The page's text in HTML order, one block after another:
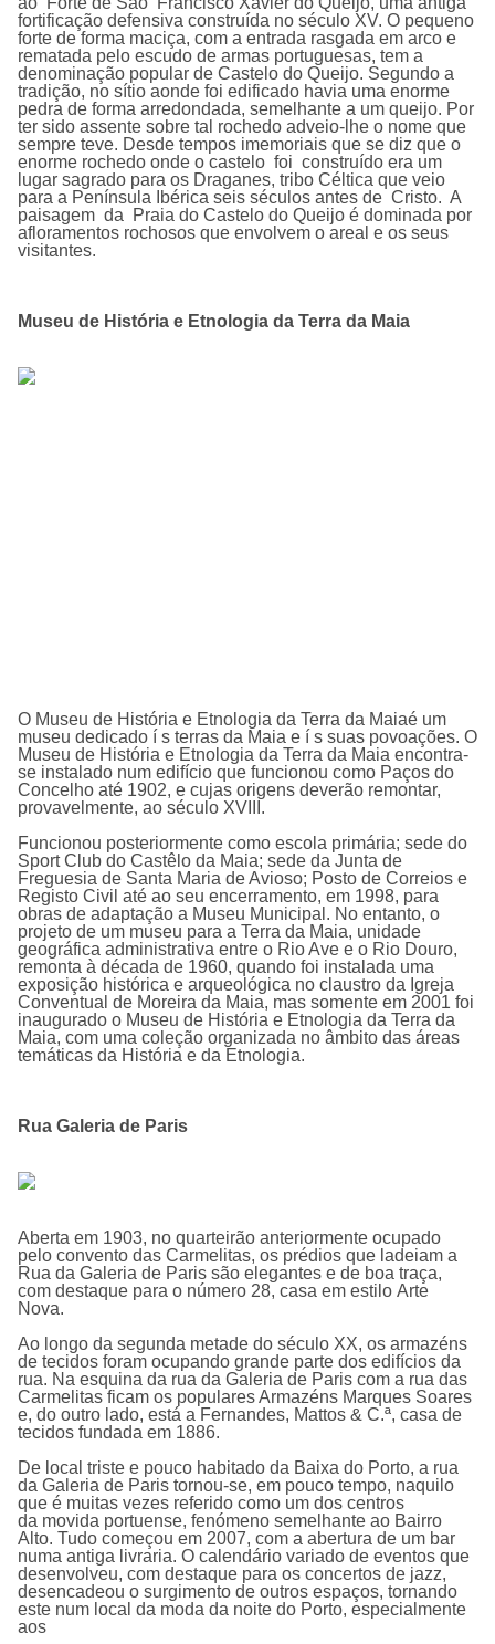
fortificação defensiva construída no século XV. O pequeno
forte de forma maciça, com a entrada rasgada em arco e
rematada pelo escudo de armas portuguesas, tem a
denominação popular de Castelo do Queijo. Segundo a
tradição, no sítio aonde foi edificado havia uma enorme
pedra de forma arredondada, semelhante a um queijo. Por
ter sido assente sobre tal rochedo adveio-lhe o nome que
sempre teve. Desde tempos imemoriais que se diz que o
enorme rochedo onde o castelo foi construído era um
lugar sagrado para os Draganes, tribo Céltica que veio
para a Península Ibérica seis séculos antes de Cristo. A
paisagem da Praia do Castelo do Queijo é dominada por
afloramentos rochosos que envolvem o areal e os seus
visitantes.
Museu de História e Etnologia da Terra da Maia
O Museu de História e Etnologia da Terra da Maiaé um
museu dedicado í s terras da Maia e í s suas povoações. O
Museu de História e Etnologia da Terra da Maia encontra-
se instalado num edifício que funcionou como Paços do
Concelho até 1902, e cujas origens deverão remontar,
provavelmente, ao século XVIII.
Funcionou posteriormente como escola primária; sede do
Sport Club do Castêlo da Maia; sede da Junta de
Freguesia de Santa Maria de Avioso; Posto de Correios e
Registo Civil até ao seu encerramento, em 1998, para
obras de adaptação a Museu Municipal. No entanto, o
projeto de um museu para a Terra da Maia, unidade
geográfica administrativa entre o Rio Ave e o Rio Douro,
remonta à década de 1960, quando foi instalada uma
exposição histórica e arqueológica no claustro da Igreja
Conventual de Moreira da Maia, mas somente em 2001 foi
inaugurado o Museu de História e Etnologia da Terra da
Maia, com uma coleção organizada no âmbito das áreas
temáticas da História e da Etnologia.
Rua Galeria de Paris
Aberta em 1903, no quarteirão anteriormente ocupado
pelo convento das Carmelitas, os prédios que ladeiam a
Rua da Galeria de Paris são elegantes e de boa traça,
com destaque para o número 28, casa em estilo Arte
Nova.
Ao longo da segunda metade do século XX, os armazéns
de tecidos foram ocupando grande parte dos edifícios da
rua. Na esquina da rua da Galeria de Paris com a rua das
Carmelitas ficam os populares Armazéns Marques Soares
e, do outro lado, está a Fernandes, Mattos & C.ª, casa de
tecidos fundada em 1886.
De local triste e pouco habitado da Baixa do Porto, a rua
da Galeria de Paris tornou-se, em pouco tempo, naquilo
que é muitas vezes referido como um dos centros
da movida portuense, fenómeno semelhante ao Bairro
Alto. Tudo começou em 2007, com a abertura de um bar
numa antiga livraria. O calendário variado de eventos que
desenvolveu, com destaque para os concertos de jazz,
desencadeou o surgimento de outros espaços, tornando
este num local da moda da noite do Porto, especialmente
aos